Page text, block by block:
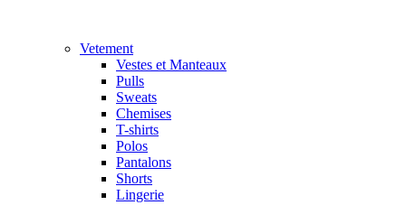
Vetement
Vestes et Manteaux
Pulls
Sweats
Chemises
T-shirts
Polos
Pantalons
Shorts
Lingerie